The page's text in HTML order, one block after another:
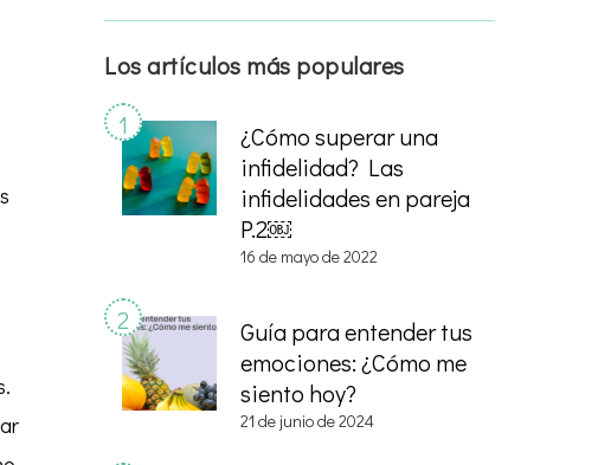
Los artículos más populares
¿Cómo superar una
infidelidad? Las
infidelidades en pareja
P.2￼
16 de mayo de 2022
Guía para entender tus
emociones: ¿Cómo me
siento hoy?
21 de junio de 2024